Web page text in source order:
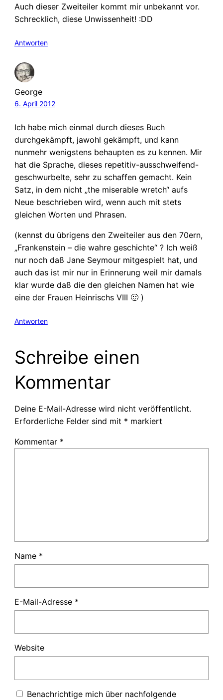
Auch dieser Zweiteiler kommt mir unbekannt vor.
Schrecklich, diese Unwissenheit! :DD
Antworten
George
6. April 2012
Ich habe mich einmal durch dieses Buch
durchgekämpft, jawohl gekämpft, und kann
nunmehr wenigstens behaupten es zu kennen. Mir
hat die Sprache, dieses repetitiv-ausschweifend-
geschwurbelte, sehr zu schaffen gemacht. Kein
Satz, in dem nicht „the miserable wretch“ aufs
Neue beschrieben wird, wenn auch mit stets
gleichen Worten und Phrasen.
(kennst du übrigens den Zweiteiler aus den 70ern,
„Frankenstein – die wahre geschichte“ ? Ich weiß
nur noch daß Jane Seymour mitgespielt hat, und
auch das ist mir nur in Erinnerung weil mir damals
klar wurde daß die den gleichen Namen hat wie
eine der Frauen Heinrischs VIII 🙂 )
Antworten
Schreibe einen
Kommentar
Deine E-Mail-Adresse wird nicht veröffentlicht.
Erforderliche Felder sind mit * markiert
Kommentar *
Name *
E-Mail-Adresse *
Website
Benachrichtige mich über nachfolgende